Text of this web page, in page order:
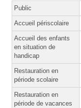
Public
Accueil périscolaire
Accueil des enfants
en situation de
handicap
Restauration en
période scolaire
Restauration en
période de vacances